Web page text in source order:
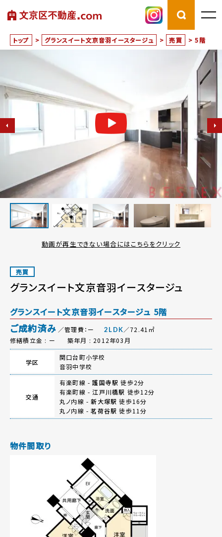
トップ > グランスイート文京音羽イースタージュ > 売買 > 5階
動画が再生できない場合にはこちらをクリック
売買
グランスイート文京音羽イースタージュ
グランスイート文京音羽イースタージュ 5階
ご成約済み ／管理費：ー 2LDK／72.41㎡
修繕積立金 : ー
築年月 : 2012年03月
学区
関口台町小学校
音羽中学校
交通
有楽町線 -護国寺駅 徒歩2分
有楽町線 -江戸川橋駅 徒歩12分
丸ノ内線 -新大塚駅 徒歩16分
丸ノ内線 -茗荷谷駅 徒歩11分
物件間取り